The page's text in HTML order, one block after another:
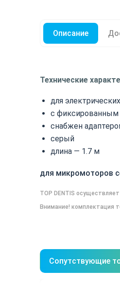
Описание
Технические
для
с
снабжен
серый
длина — 1.7 м
для микромоторов
TOP DENTIS
Внимание! комплектация
Сопутствующие